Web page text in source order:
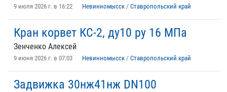
9 июля 2026 г. в 16:22 Невинномысск / Ставропольский край
Кран корвет КС-2, ду10 ру 16 МПа
Зенченко Алексей
9 июня 2026 г. в 07:03 Невинномысск / Ставропольский край
Задвижка 30нж41нж DN100